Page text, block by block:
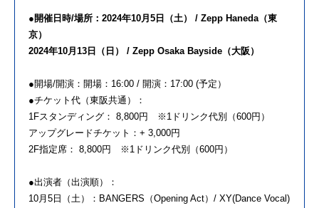
●開催日時/場所：2024年10月5日（土） / Zepp Haneda（東
京）
2024年10月13日（日） / Zepp Osaka Bayside（大阪）
●開場/開演：開場：16:00 / 開演：17:00 (予定）
●チケット代（東阪共通）：
1Fスタンディング： 8,800円 ※1ドリンク代別（600円）
アップグレードチケット：+ 3,000円
2F指定席： 8,800円 ※1ドリンク代別（600円）
●出演者（出演順）：
10月5日（土）：BANGERS（Opening Act）/ XY(Dance Vocal)